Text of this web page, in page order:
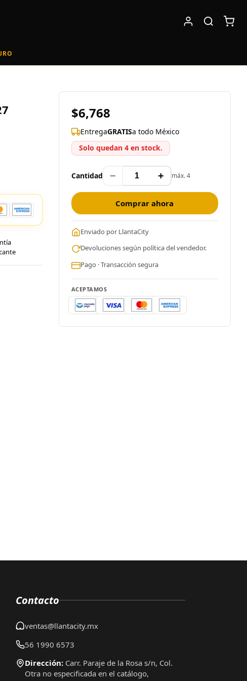
$6,768
EntregaGRATISa todo México
Solo quedan 4 en stock.
Cantidad − + máx. 4
Comprar ahora
Enviado por LlantaCity
Devoluciones según política del vendedor.
Pago · Transacción segura
ACEPTAMOS
Contacto
ventas@llantacity.mx
56 1990 6573
Dirección: Carr. Paraje de la Rosa s/n, Col.
Otra no especificada en el catálogo,